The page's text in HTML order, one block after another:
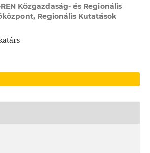
Közgazdaság- és Regionális
Regionális Kutatások